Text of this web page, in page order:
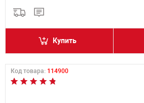
Купить
Код товара: 114900